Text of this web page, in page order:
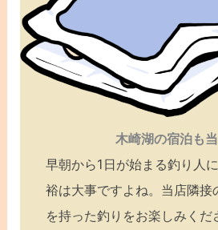
木崎湖の宿泊も
早朝から1日が始まる釣り人
裕は大事ですよね。当店隣接
を持った釣りをお楽しみくだ